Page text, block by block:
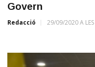
Govern
Redacció 29/09/2020 A